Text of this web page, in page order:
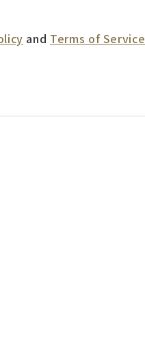
and Terms of Service